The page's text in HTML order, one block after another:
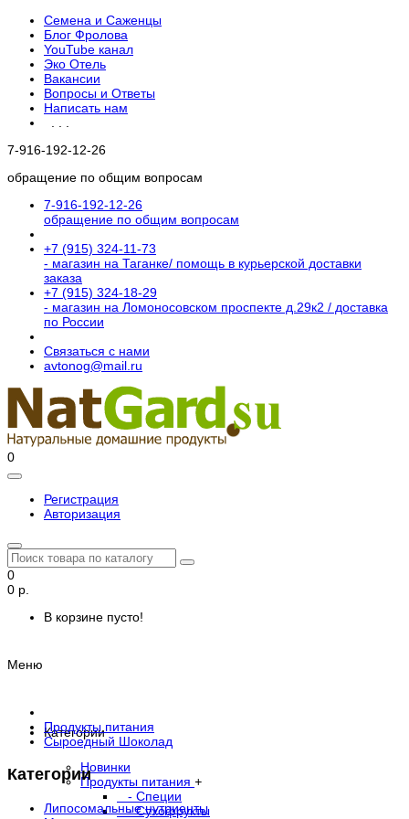
Семена и Саженцы
Блог Фролова
YouTube канал
Эко Отель
Вакансии
Вопросы и Ответы
Написать нам
7-916-192-12-26
обращение по общим вопросам
7-916-192-12-26
обращение по общим вопросам
+7 (915) 324-11-73
- магазин на Таганке/ помощь в курьерской доставки
заказа
+7 (915) 324-18-29
- магазин на Ломоносовском проспекте д.29к2 / доставка
по России
Связаться с нами
avtonog@mail.ru
0
Регистрация
Авторизация
0
0 р.
В корзине пусто!
Меню
Категории
Новинки
Продукты питания +
- Специи
- Сухофрукты
Продукты питания
Сыроедный Шоколад
Категории
Липосомальные нутриенты